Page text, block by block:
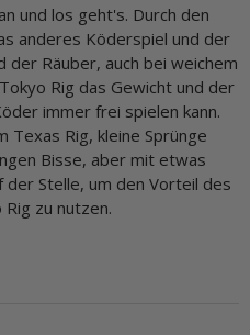
und los geht's. Durch den
anderes Köderspiel und der
der Räuber, auch bei weichem
Rig das Gewicht und der
immer frei spielen kann.
Texas Rig, kleine Sprünge
Bisse, aber mit etwas
Stelle, um den Vorteil des
zu nutzen.